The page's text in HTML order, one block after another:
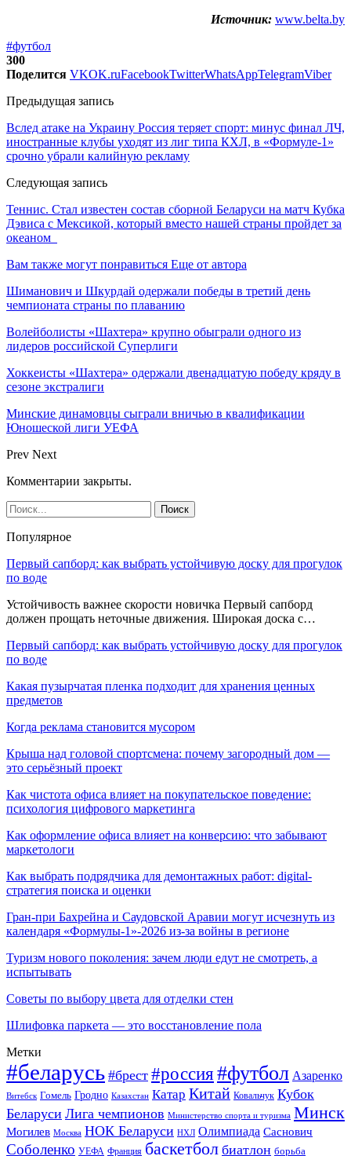
Источник: www.belta.by
#футбол
300
Поделится VKOK.ruFacebookTwitterWhatsAppTelegramViber
Предыдущая запись
Вслед атаке на Украину Россия теряет спорт: минус финал ЛЧ,
иностранные клубы уходят из лиг типа КХЛ, в «Формуле-1»
срочно убрали калийную рекламу
Следующая запись
Теннис. Стал известен состав сборной Беларуси на матч Кубка
Дэвиса с Мексикой, который вместо нашей страны пройдет за
океаном
Вам также могут понравиться Еще от автора
Шиманович и Шкурдай одержали победы в третий день
чемпионата страны по плаванию
Волейболисты «Шахтера» крупно обыграли одного из
лидеров российской Суперлиги
Хоккеисты «Шахтера» одержали двенадцатую победу кряду в
сезоне экстралиги
Минские динамовцы сыграли вничью в квалификации
Юношеской лиги УЕФА
Prev Next
Комментарии закрыты.
Популярное
Первый сапборд: как выбрать устойчивую доску для прогулок
по воде
Устойчивость важнее скорости новичка Первый сапборд
должен прощать неточные движения. Широкая доска с…
Первый сапборд: как выбрать устойчивую доску для прогулок
по воде
Какая пузырчатая пленка подходит для хранения ценных
предметов
Когда реклама становится мусором
Крыша над головой спортсмена: почему загородный дом —
это серьёзный проект
Как чистота офиса влияет на покупательское поведение:
психология цифрового маркетинга
Как оформление офиса влияет на конверсию: что забывают
маркетологи
Как выбрать подрядчика для демонтажных работ: digital-
стратегия поиска и оценки
Гран-при Бахрейна и Саудовской Аравии могут исчезнуть из
календаря «Формулы-1»-2026 из-за войны в регионе
Туризм нового поколения: зачем люди едут не смотреть, а
испытывать
Советы по выбору цвета для отделки стен
Шлифовка паркета — это восстановление пола
Метки
#беларусь #брест #россия#футбол Азаренко
Витебск Гомель Гродно Казахстан Катар Китай Ковальчук Кубок
Беларуси Лига чемпионов Министерство спорта и туризма Минск
Могилев Москва НОК Беларуси НХЛ Олимпиада Саснович
Соболенко УЕФА Франция баскетбол биатлон борьба